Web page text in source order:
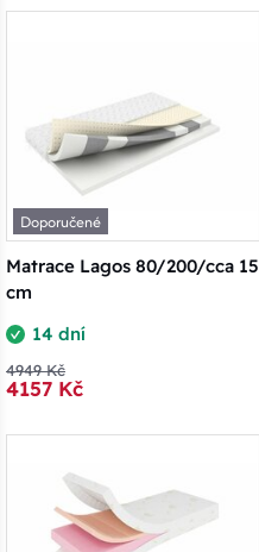
Doporučené
Matrace Lagos 80/200/cca 15
cm
14 dní
4949 Kč
4157 Kč